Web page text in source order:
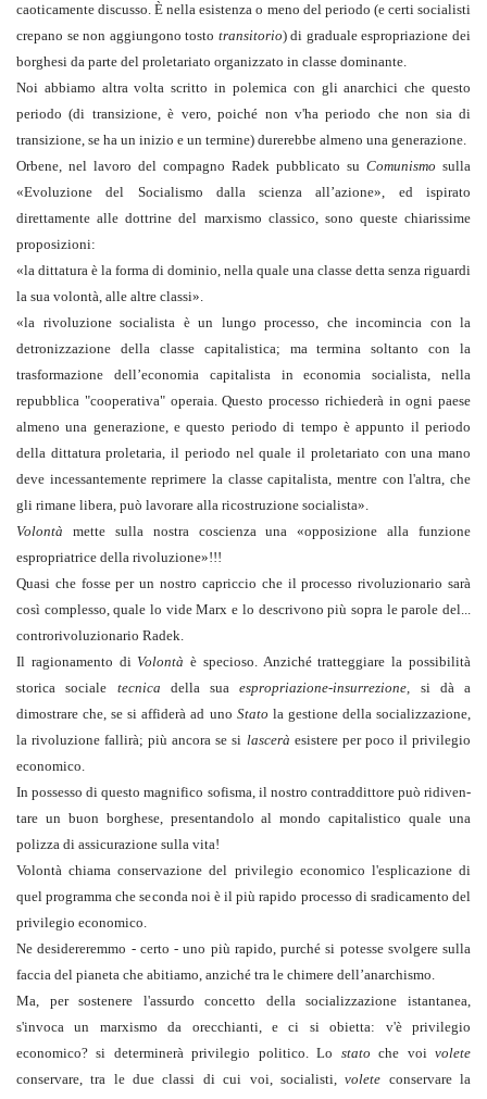
caoticamente discusso. È nella esistenza o meno del periodo (e certi socialisti
crepano se non aggiungono tosto transitorio) di graduale espropriazione dei
borghesi da parte del proletariato organizzato in classe dominante.
Noi abbiamo altra volta scritto in polemica con gli anarchici che questo
periodo (di transizione, è vero, poiché non v'ha periodo che non sia di
transizione, se ha un inizio e un termine) durerebbe almeno una generazione.
Orbene, nel lavoro del compagno Radek pubblicato su Comunismo sulla
«Evolu­zione del Socialismo dalla scienza all’azione», ed ispirato
direttamente alle dottrine del marxismo classico, sono queste chiarissime
proposizioni:
«la dittatura è la forma di dominio, nella quale una classe detta senza ri­guardi
la sua volontà, alle altre classi».
«la rivoluzione socialista è un lungo processo, che incomincia con la
detronizzazione della classe capitalistica; ma termina soltanto con la
trasformazione dell’economia capitalista in economia socialista, nella
repubblica "cooperativa" operaia. Questo processo richiederà in ogni paese
almeno una generazione, e questo periodo di tempo è appunto il periodo
della dittatura proletaria, il periodo nel quale il proletariato con una mano
deve incessantemente reprimere la classe capitalista, mentre con l'altra, che
gli rimane libera, può lavorare alla ricostruzione socialista».
Volontà mette sulla nostra coscienza una «opposizione alla funzione
espropriatrice della rivoluzione»!!!
Quasi che fosse per un nostro capriccio che il processo rivoluzionario sarà
così complesso, quale lo vide Marx e lo descrivono più sopra le parole del...
controrivolu­zionario Radek.
Il ragionamento di Volontàè specioso. Anziché tratteggiare la possibilità
stori­ca sociale tecnica della suaespropriazione-insurrezione, si dà a
dimostrare che, se si affiderà ad uno Stato la gestione della socializzazione,
la rivoluzione fallirà; più an­cora se si lascerà esistere per poco il privilegio
economico.
In possesso di questo magnifico sofisma, il nostro contraddittore può ridiven­
tare un buon borghese, presentandolo al mondo capitalistico quale una
polizza di assicurazione sulla vita!
Volontà chiama conservazione del privilegio economico l'esplicazione di
quel programma che seconda noi è il più rapido processo di sradicamento del
privilegio economico.
Ne desidereremmo - certo - uno più rapido, purché si potesse svolgere sulla
faccia del pianeta che abitiamo, anziché tra le chimere dell’anarchismo.
Ma, per sostenere l'assurdo concetto della socializzazione istantanea,
s'invoca un marxismo da orecchianti, e ci si obietta: v'è privilegio
economico? si determi­nerà privilegio politico. Lo statoche voivolete
conservare, tra le due classi di cui voi, socialisti,volete conservare la